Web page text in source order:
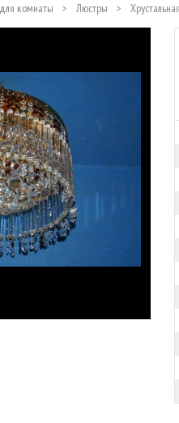
комнаты > Люстры >